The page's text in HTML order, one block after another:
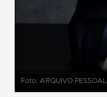
Foto: ARQUIVO PESSOAL